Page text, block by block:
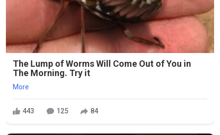
The Lump of Worms Will Come Out of You in
The Morning. Try it
More
443 125 84